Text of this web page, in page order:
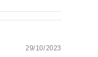
29/10/2023